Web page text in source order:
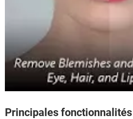
Principales fonctionnalités